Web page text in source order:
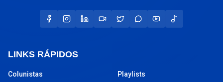
LINKS RÁPIDOS
Colunistas
Playlists